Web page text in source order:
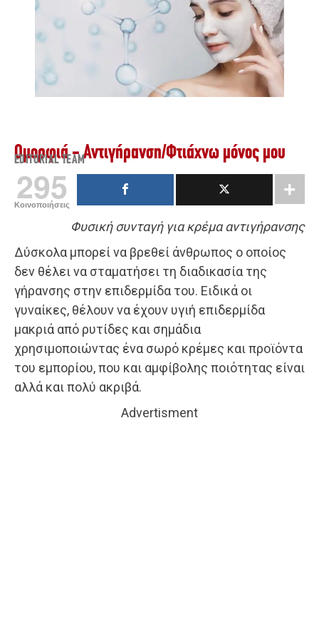
Ομορφιά - Αντιγήρανση/Φτιάχνω μόνος μου
EDITORIAL TEAM
295
Κοινοποιήσεις
Φυσική συνταγή για κρέμα αντιγήρανσης
Δύσκολα μπορεί να βρεθεί άνθρωπος ο οποίος
δεν θέλει να σταματήσει τη διαδικασία της
γήρανσης στην επιδερμίδα του. Ειδικά οι
γυναίκες, θέλουν να έχουν υγιή επιδερμίδα
μακριά από ρυτίδες και σημάδια
χρησιμοποιώντας ένα σωρό κρέμες και προϊόντα
του εμπορίου, που και αμφίβολης ποιότητας είναι
αλλά και πολύ ακριβά.
Advertisment